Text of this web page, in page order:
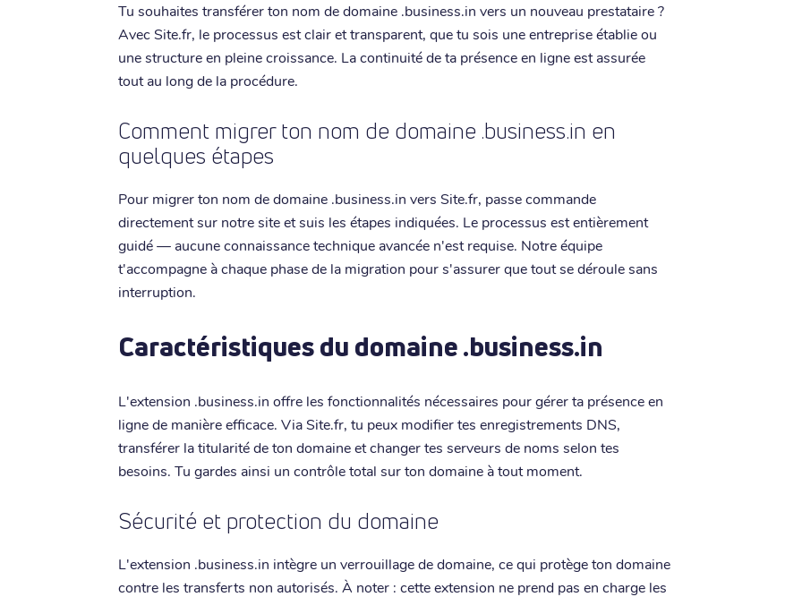
Tu souhaites transférer ton nom de domaine .business.in vers un nouveau prestataire ?
Avec Site.fr, le processus est clair et transparent, que tu sois une entreprise établie ou
une structure en pleine croissance. La continuité de ta présence en ligne est assurée
tout au long de la procédure.
Comment migrer ton nom de domaine .business.in en
quelques étapes
Pour migrer ton nom de domaine .business.in vers Site.fr, passe commande
directement sur notre site et suis les étapes indiquées. Le processus est entièrement
guidé — aucune connaissance technique avancée n'est requise. Notre équipe
t'accompagne à chaque phase de la migration pour s'assurer que tout se déroule sans
interruption.
Caractéristiques du domaine .business.in
L'extension .business.in offre les fonctionnalités nécessaires pour gérer ta présence en
ligne de manière efficace. Via Site.fr, tu peux modifier tes enregistrements DNS,
transférer la titularité de ton domaine et changer tes serveurs de noms selon tes
besoins. Tu gardes ainsi un contrôle total sur ton domaine à tout moment.
Sécurité et protection du domaine
L'extension .business.in intègre un verrouillage de domaine, ce qui protège ton domaine
contre les transferts non autorisés. À noter : cette extension ne prend pas en charge les